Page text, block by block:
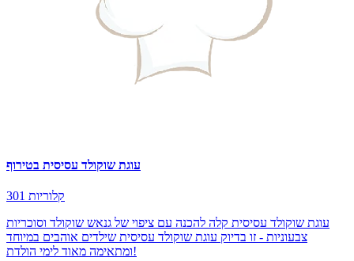
עוגת שוקולד עסיסית בטירוף
301 קלוריות
עוגת שוקולד עסיסית קלה להכנה עם ציפוי של גנאש שוקולד וסוכריות
צבעוניות - זו בדיוק עוגת שוקולד עסיסית שילדים אוהבים במיוחד
ומתאימה מאוד לימי הולדת!